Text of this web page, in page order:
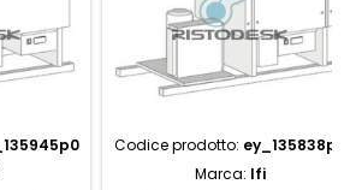
Codice prodotto: ey_135838p0
Marca: Ifi